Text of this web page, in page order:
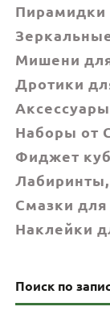
Пирамидки
Мишени
Дротики
Наборы от
Фиджет
Смазки
Наклейки
Поиск по